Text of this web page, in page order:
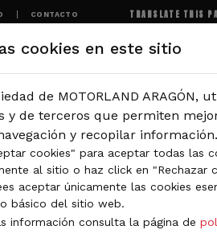
CONTACTO TRANSLATE THIS
cookies en este sitio
de MOTORLAND ARAGÓN,
y de terceros que permiten
y recopilar información.
cookies" para aceptar todas las
al sitio o haz click en "Rechazar
aceptar únicamente las cookies
básico del sitio web.
información consulta la página de